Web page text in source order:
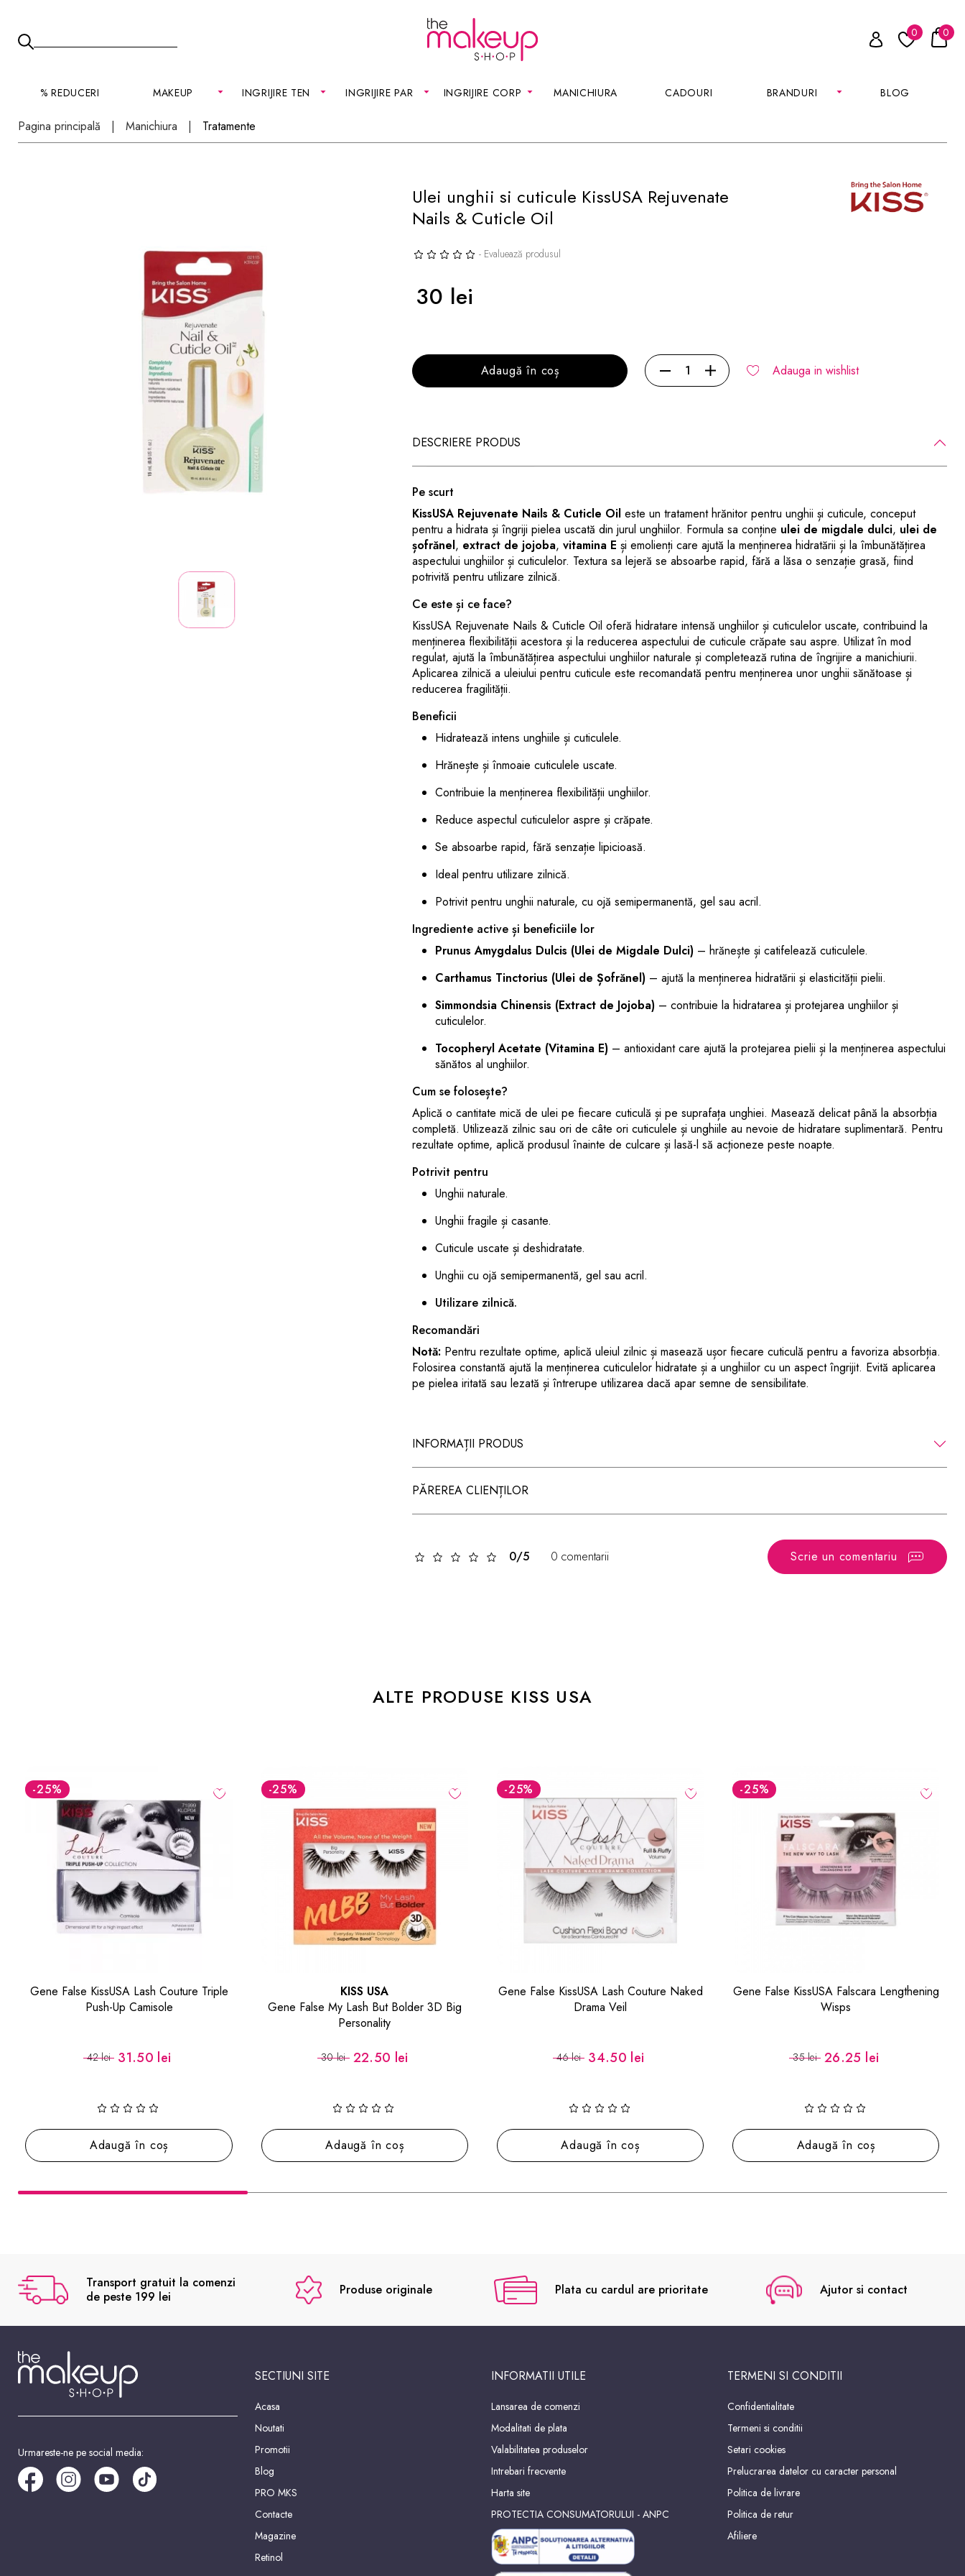
0 0
% REDUCERI MAKEUP INGRIJIRE TEN INGRIJIRE PAR INGRIJIRE CORP MANICHIURA CADOURI BRANDURI BLOG
Pagina principală Manichiura Tratamente
Ulei unghii si cuticule KissUSA Rejuvenate
Nails & Cuticle Oil
- Evaluează produsul
30 lei
Adaugă în coș Adauga in wishlist
DESCRIERE PRODUS
Pe scurt
KissUSA Rejuvenate Nails & Cuticle Oil este un tratament hrănitor pentru unghii și cuticule, conceput
pentru a hidrata și îngriji pielea uscată din jurul unghiilor. Formula sa conține ulei de migdale dulci, ulei de
șofrănel, extract de jojoba,vitamina E și emolienți care ajută la menținerea hidratării și la îmbunătățirea
aspectului unghiilor și cuticulelor. Textura sa lejeră se absoarbe rapid, fără a lăsa o senzație grasă, fiind
potrivită pentru utilizare zilnică.
Ce este și ce face?
KissUSA Rejuvenate Nails & Cuticle Oil oferă hidratare intensă unghiilor și cuticulelor uscate, contribuind la
menținerea flexibilității acestora și la reducerea aspectului de cuticule crăpate sau aspre. Utilizat în mod
regulat, ajută la îmbunătățirea aspectului unghiilor naturale și completează rutina de îngrijire a manichiurii.
Aplicarea zilnică a uleiului pentru cuticule este recomandată pentru menținerea unor unghii sănătoase și
reducerea fragilității.
Beneficii
Hidratează intens unghiile și cuticulele.
Hrănește și înmoaie cuticulele uscate.
Contribuie la menținerea flexibilității unghiilor.
Reduce aspectul cuticulelor aspre și crăpate.
Se absoarbe rapid, fără senzație lipicioasă.
Ideal pentru utilizare zilnică.
Potrivit pentru unghii naturale, cu ojă semipermanentă, gel sau acril.
Ingrediente active și beneficiile lor
Prunus Amygdalus Dulcis (Ulei de Migdale Dulci) – hrănește și catifelează cuticulele.
Carthamus Tinctorius (Ulei de Șofrănel) – ajută la menținerea hidratării și elasticității pielii.
Simmondsia Chinensis (Extract de Jojoba) – contribuie la hidratarea și protejarea unghiilor și
cuticulelor.
Tocopheryl Acetate (Vitamina E) – antioxidant care ajută la protejarea pielii și la menținerea aspectului
sănătos al unghiilor.
Cum se folosește?
Aplică o cantitate mică de ulei pe fiecare cuticulă și pe suprafața unghiei. Masează delicat până la absorbția
completă. Utilizează zilnic sau ori de câte ori cuticulele și unghiile au nevoie de hidratare suplimentară. Pentru
rezultate optime, aplică produsul înainte de culcare și lasă-l să acționeze peste noapte.
Potrivit pentru
Unghii naturale.
Unghii fragile și casante.
Cuticule uscate și deshidratate.
Unghii cu ojă semipermanentă, gel sau acril.
Utilizare zilnică.
Recomandări
Notă: Pentru rezultate optime, aplică uleiul zilnic și masează ușor fiecare cuticulă pentru a favoriza absorbția.
Folosirea constantă ajută la menținerea cuticulelor hidratate și a unghiilor cu un aspect îngrijit. Evită aplicarea
pe pielea iritată sau lezată și întrerupe utilizarea dacă apar semne de sensibilitate.
INFORMAȚII PRODUS
PĂREREA CLIENȚILOR
0/5 0 comentarii Scrie un comentariu
ALTE PRODUSE KISS USA
Triple
KISS USA
Gene False My Lash But Bolder 3D Big
30 lei
Adaugă în coș
Gene False KissUSA Lash Couture Naked
Drama Veil
46 lei
Adaugă în coș
Gene False KissUSA Falscara Lengthening
35 lei
Adaugă în coș
Gene False KissUSA My Lash
33 lei
Adaugă în coș
Transport gratuit la comenzi
de peste 199 lei
Produse originale Plata cu cardul are prioritate Ajutor si contact
Urmareste-ne pe social media:
SECTIUNI SITE
Acasa
Noutati
Promotii
Blog
PRO MKS
Contacte
Magazine
Retinol
INFORMATII UTILE
Lansarea de comenzi
Modalitati de plata
Valabilitatea produselor
Intrebari frecvente
Harta site
PROTECTIA CONSUMATORULUI - ANPC
TERMENI SI CONDITII
Confidentialitate
Termeni si conditii
Setari cookies
Prelucrarea datelor cu caracter personal
Politica de livrare
Politica de retur
Afiliere